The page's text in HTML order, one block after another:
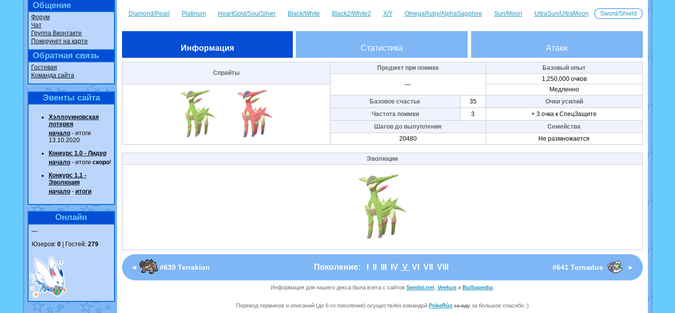
Общение
Форум
Чат
Группа Вконтакте
Покерунет на карте
Обратная связь
Гостевая
Команда сайта
Эвенты сайта
Хэллоуиновская
лотерея
начало- итоги
13.10.2020
Конкурс 1.0 - Лидер
начало- итоги скоро!
Конкурс 1.1 -
Эволюция
начало- итоги
Онлайн
—
Юзеров: 0| Гостей: 279
Diamond/Pearl Platinum HeartGold/SoulSilver Black/White Black2/White2 X/Y OmegaRuby/AlphaSapphire Sun/Moon UltraSun/UltraMoon Sword/Shield
Информация Статистика Атаки
Спрайты
Предмет при поимке Базовый опыт
—
1,250,000 очков
Медленно
Базовое счастье
35
Очки усилий
Частота поимки
3
+ 3 очка к СпецЗащите
Шагов до вылупления
Семейства
20480
Не размножается
Эволюции
◄ #639 Terrakion Поколение: IV V VI VII VIII #641 Tornadus ►
Информация для нашего декса была взята с сайтов Serebii.net, Veekun и Bulbapedia.
Перевод терминов и описаний (до 6-го поколения) осуществлён командой PokeRùs за едуза большое спасибо :)